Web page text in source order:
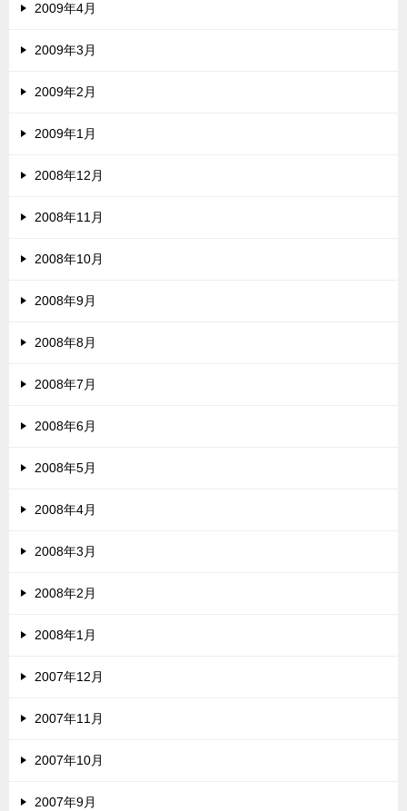
2009年4月
2009年3月
2009年2月
2009年1月
2008年12月
2008年11月
2008年10月
2008年9月
2008年8月
2008年7月
2008年6月
2008年5月
2008年4月
2008年3月
2008年2月
2008年1月
2007年12月
2007年11月
2007年10月
2007年9月